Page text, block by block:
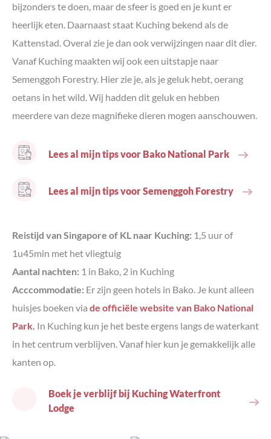
bijzonders te doen, maar de sfeer is goed en je kunt er
heerlijk eten. Daarnaast staat Kuching bekend als de
Kattenstad. Overal zie je dan ook verwijzingen naar dit dier.
Vanaf Kuching maakten wij ook een uitstapje naar
Semenggoh Forestry. Hier zie je, als je geluk hebt, oerang
oetans in het wild. Wij hadden dit geluk en hebben
meerdere van deze magnifieke dieren mogen aanschouwen.
Lees al mijn tips voor Bako National Park
Lees al mijn tips voor Semenggoh Forestry
Reistijd van Singapore of KL naar Kuching: 1,5 uur of
1u45min met het vliegtuig
Aantal nachten: 1 in Bako, 2 in Kuching
Acccommodatie: Er zijn geen hotels in Bako. Je kunt alleen
huisjes boeken via de officiële website van Bako National
Park. In Kuching kun je het beste ergens langs de waterkant
in het centrum verblijven. Vanaf hier kun je gemakkelijk alle
kanten op.
Boek je verblijf bij Kuching Waterfront
Lodge